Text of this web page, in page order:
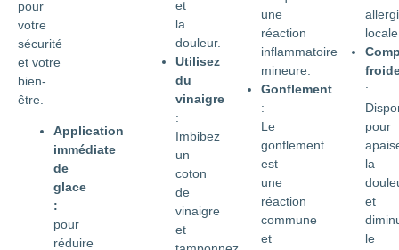
pour
votre
sécurité
et votre
bien-
être.
Application
immédiate
de
glace
:
pour
réduire
et
la
douleur.
Utilisez
du
vinaigre
:
Imbibez
un
coton
de
vinaigre
et
une
réaction
inflammatoire
mineure.
Gonflement
:
Le
gonflement
est
une
réaction
commune
et
:
pour
la
et
le